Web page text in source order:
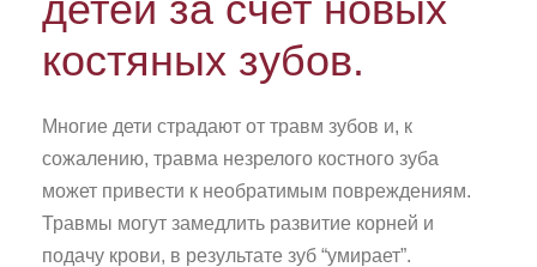
костяных зубов.
Многие дети страдают от травм зубов и, к
сожалению, травма незрелого костного зуба
может привести к необратимым повреждениям.
Травмы могут замедлить развитие корней и
подачу крови, в результате зуб “умирает”.